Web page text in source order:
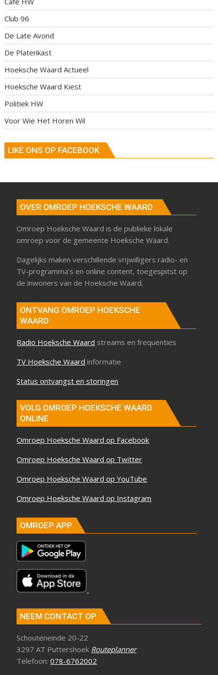
Club 96
De Late Avond
De Platenkast
Hoeksche Waard Actueel
Hoeksche Waard Kiest
Politiek HW
Voor Wie Het Horen Wil
LIKE ONS OP FACEBOOK
OVER OMROEP HOEKSCHE WAARD
Omroep Hoeksche Waard is de publieke lokale
omroep voor de gemeente Hoeksche Waard.
Dagelijks maken verschillende vrijwilligers radio- en
TV-programma’s en online content, toegespitst op
de inwoners van de Hoeksche Waard.
ONTVANG OMROEP HOEKSCHE
WAARD
Radio Hoeksche Waard streams en frequenties
TV Hoeksche Waard informatie
Status ontvangst en storingen
VOLG OMROEP HOEKSCHE WAARD
ONLINE
Omroep Hoeksche Waard op Facebook
Omroep Hoeksche Waard op Twitter
Omroep Hoeksche Waard op YouTube
Omroep Hoeksche Waard op Instagram
OMROEP APP
NEEM CONTACT OP
Schouteneinde 20-22
3297 AT Puttershoek Routeplanner
Telefoon:078-6762002